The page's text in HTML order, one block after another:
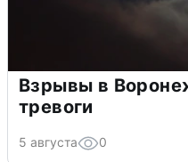
Взрывы в
тревоги
5 августа 0